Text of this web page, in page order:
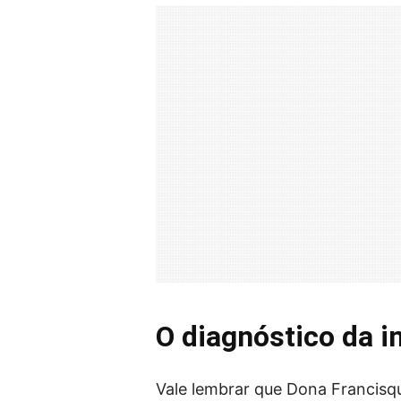
O diagnóstico da
Vale lembrar que Dona